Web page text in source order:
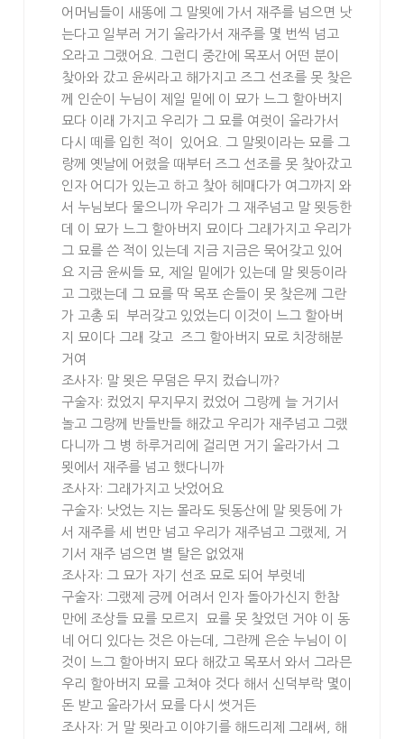
어머님들이 새똥에 그 말묏에 가서 재주를 넘으면 낫
는다고 일부러 거기 올라가서 재주를 몇 번씩 넘고
오라고 그랬어요. 그런디 중간에 목포서 어떤 분이
찾아와 갔고 윤씨라고 해가지고 즈그 선조를 못 찾은
께 인순이 누님이 제일 밑에 이 묘가 느그 할아버지
묘다 이래 가지고 우리가 그 묘를 여럿이 올라가서
다시 떼를 입힌 적이 있어요. 그 말묏이라는 묘를 그
랑께 옛날에 어렸을 때부터 즈그 선조를 못 찾아갔고
인자 어디가 있는고 하고 찾아 헤매다가 여그까지 와
서 누님보다 물으니까 우리가 그 재주넘고 말 묏등한
데 이 묘가 느그 할아버지 묘이다 그래가지고 우리가
그 묘를 쓴 적이 있는데 지금 지금은 묵어갖고 있어
요 지금 윤씨들 묘, 제일 밑에가 있는데 말 묏등이라
고 그랬는데 그 묘를 딱 목포 손들이 못 찾은께 그란
가 고총 되 부러갖고 있었는디 이것이 느그 할아버
지 묘이다 그래 갖고 즈그 할아버지 묘로 치장해분
거여
조사자: 말 묏은 무덤은 무지 컸습니까?
구술자: 컸었지 무지무지 컸었어 그랑께 늘 거기서
놀고 그랑께 반들반들 해갔고 우리가 재주넘고 그랬
다니까 그 병 하루거리에 걸리면 거기 올라가서 그
묏에서 재주를 넘고 했다니까
조사자: 그래가지고 낫었어요
구술자: 낫었는 지는 몰라도 뒷동산에 말 묏등에 가
서 재주를 세 번만 넘고 우리가 재주넘고 그랬제, 거
기서 재주 넘으면 별 탈은 없었재
조사자: 그 묘가 자기 선조 묘로 되어 부럿네
구술자: 그랬제 긍께 어려서 인자 돌아가신지 한참
만에 조상들 묘를 모르지 묘를 못 찾었던 거야 이 동
네 어디 있다는 것은 아는데, 그란께 은순 누님이 이
것이 느그 할아버지 묘다 해갔고 목포서 와서 그라믄
우리 할아버지 묘를 고쳐야 것다 해서 신덕부락 몇이
돈 받고 올라가서 묘를 다시 썻거든
조사자: 거 말 묏라고 이야기를 해드리제 그래써, 해